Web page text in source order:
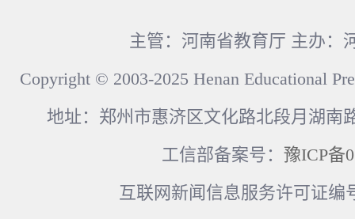
主管：河南省教育厅 主办：
Copyright © 2003-2025 Henan Educational
地址：郑州市惠济区文化路北段月湖南
工信部备案号： 豫ICP备
互联网新闻信息服务许可证编